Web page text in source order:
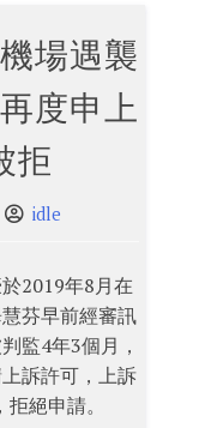
場遇襲
度申上
拒
idle
2019年8月在
芬早前經審訊
監4年3個月，
訴許可，上訴
絕申請。